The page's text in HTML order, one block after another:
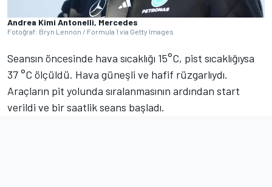
Andrea Kimi Antonelli, Mercedes
Fotoğraf: Bryn Lennon / Formula 1 via Getty Images
Seansın öncesinde hava sıcaklığı 15°C, pist sıcaklığıysa
37 °C ölçüldü. Hava güneşli ve hafif rüzgarlıydı.
Araçların pit yolunda sıralanmasının ardından start
verildi ve bir saatlik seans başladı.